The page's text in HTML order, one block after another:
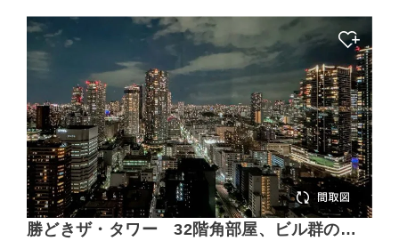
勝どきザ・タワー 32階角部屋、ビル群の夜